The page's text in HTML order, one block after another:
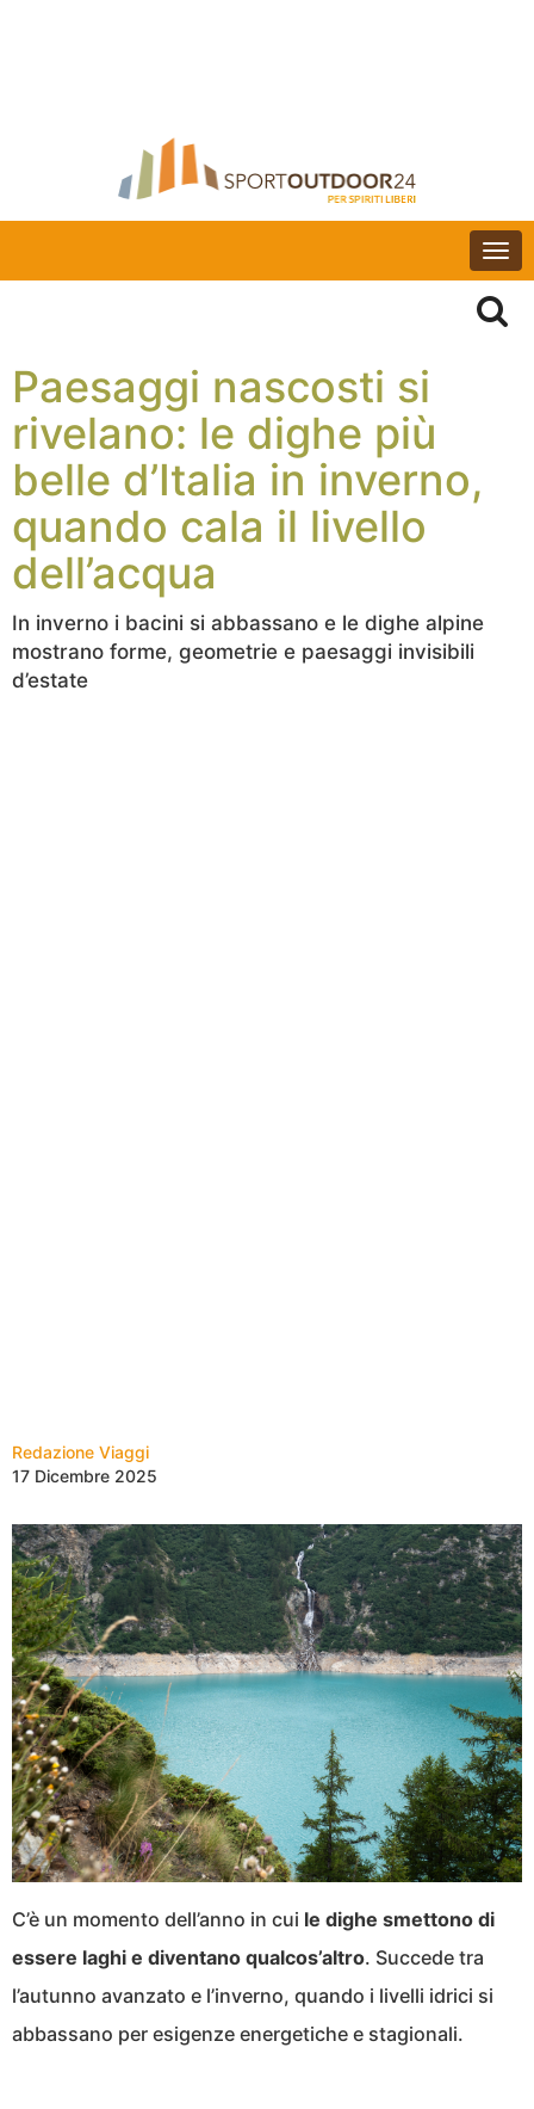
Paesaggi nascosti si
rivelano: le dighe più
belle d’Italia in inverno,
quando cala il livello
dell’acqua
In inverno i bacini si abbassano e le dighe alpine
mostrano forme, geometrie e paesaggi invisibili
d’estate
Redazione Viaggi
17 Dicembre 2025
C’è un momento dell’anno in cui le dighe smettono di
essere laghi e diventano qualcos’altro. Succede tra
l’autunno avanzato e l’inverno, quando i livelli idrici si
abbassano per esigenze energetiche e stagionali.